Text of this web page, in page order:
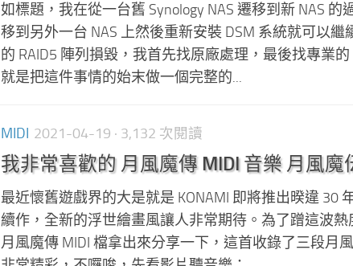
如標題，我在從一台舊 Synology NAS 遷移到新 NAS
移到另外一台 NAS 上然後重新安裝 DSM 系統就可以
的 RAID5 陣列損毀，我首先找原廠處理，最後找專業
就是把這件事情的始末做一個完整的...
MIDI 2021-04-19 · 3,132 次閱讀
我非常喜歡的 月風魔傳 MIDI 音樂 月風魔
最近懷舊遊戲界的大是就是 KONAMI 即將推出暌違 30
續作，全新的浮世繪畫風讓人非常期待。為了蹭這波
月風魔傳 MIDI 檔拿出來分享一下，這首收錄了三段月